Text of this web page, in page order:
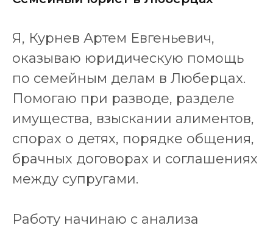
Я, Курнев Артем Евгеньевич,
оказываю юридическую помощь
по семейным делам в Люберцах.
Помогаю при разводе, разделе
имущества, взыскании алиментов,
спорах о детях, порядке общения,
брачных договорах и соглашениях
между супругами.
Работу начинаю с анализа